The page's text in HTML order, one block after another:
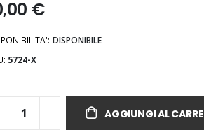
€
DISPONIBILE
5724-X
AGGIUNGI AL